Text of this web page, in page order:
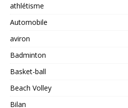
athlétisme
Automobile
aviron
Badminton
Basket-ball
Beach Volley
Bilan